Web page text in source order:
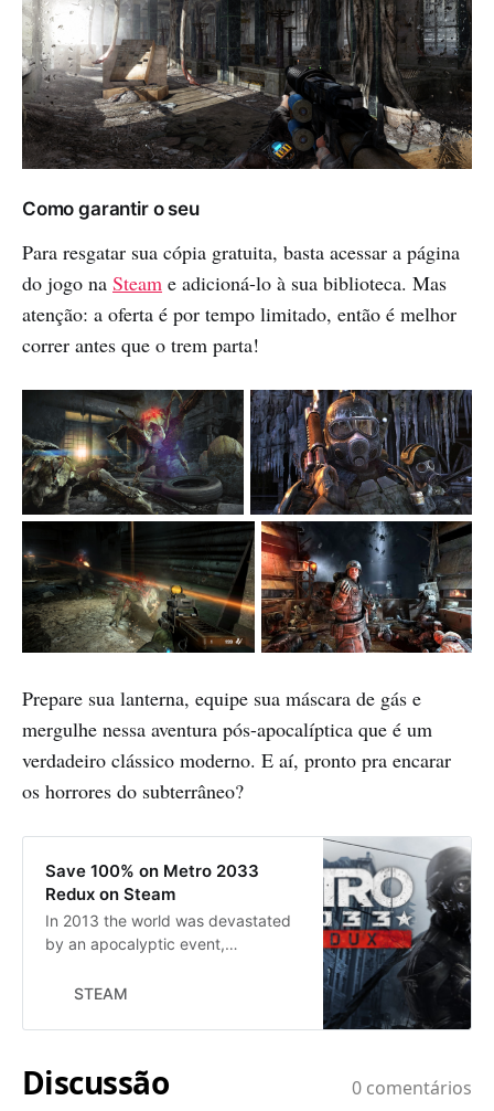
Como garantir o seu
Para resgatar sua cópia gratuita, basta acessar a página
do jogo na Steam e adicioná-lo à sua biblioteca. Mas
atenção: a oferta é por tempo limitado, então é melhor
correr antes que o trem parta!​
Prepare sua lanterna, equipe sua máscara de gás e
mergulhe nessa aventura pós-apocalíptica que é um
verdadeiro clássico moderno. E aí, pronto pra encarar
os horrores do subterrâneo?
Save 100% on Metro 2033
Redux on Steam
In 2013 the world was devastated
by an apocalyptic event,
turning the Earth’s surface into a
survivors took refuge in the depths
human civilization entered a new
STEAM